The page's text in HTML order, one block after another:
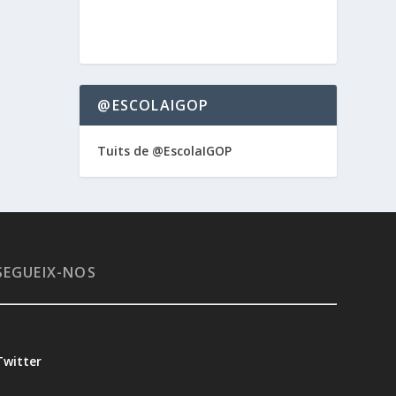
@ESCOLAIGOP
Tuits de @EscolaIGOP
NOS